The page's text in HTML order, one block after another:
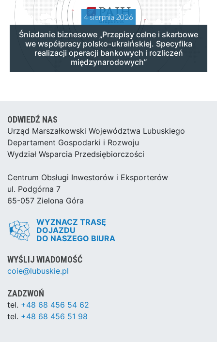
4 sierpnia 2026
Śniadanie biznesowe „Przepisy celne i skarbowe
we współpracy polsko-ukraińskiej. Specyfika
realizacji operacji bankowych i rozliczeń
międzynarodowych”
ODWIEDŹ NAS
Urząd Marszałkowski Województwa Lubuskiego
Departament Gospodarki i Rozwoju
Wydział Wsparcia Przedsiębiorczości
Centrum Obsługi Inwestorów i Eksporterów
ul. Podgórna 7
65-057 Zielona Góra
WYZNACZ TRASĘ
DOJAZDU
DO NASZEGO BIURA
WYŚLIJ WIADOMOŚĆ
coie@lubuskie.pl
ZADZWOŃ
tel. +48 68 456 54 62
tel. +48 68 456 51 98